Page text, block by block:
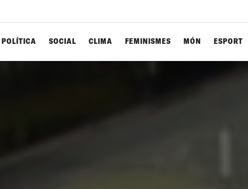
POLÍTICA SOCIAL CLIMA FEMINISMES MÓN ESPORT